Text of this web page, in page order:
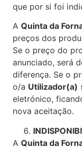
que por si foi
A Quinta da
preços dos
Se o preço do
anunciado, será
diferença. Se o
o/a Utilizador(a)
eletrónico,
nova aceitação.
A Quinta da